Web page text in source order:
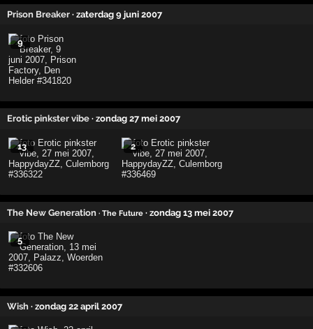
Prison Breaker · zaterdag 9 juni 2007
9
Erotic pinkster vibe · zondag 27 mei 2007
13 2
The New Generation · The Future · zondag 13 mei 2007
5
Wish · zondag 22 april 2007